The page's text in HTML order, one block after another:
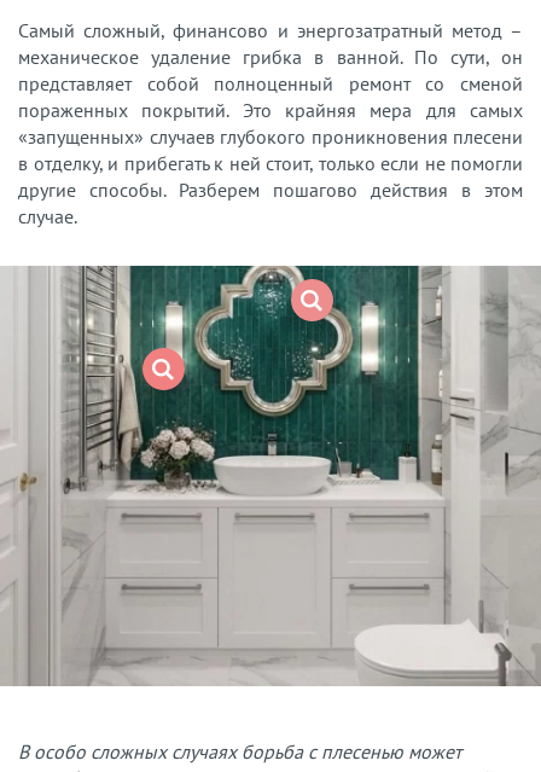
Самый сложный, финансово и энергозатратный метод –
механическое удаление грибка в ванной. По сути, он
представляет собой полноценный ремонт со сменой
пораженных покрытий. Это крайняя мера для самых
«запущенных» случаев глубокого проникновения плесени
в отделку, и прибегать к ней стоит, только если не помогли
другие способы. Разберем пошагово действия в этом
случае.
В особо сложных случаях борьба с плесенью может